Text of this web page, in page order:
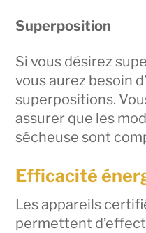
Superposition
Si vous désirez
vous aurez besoin
superpositions.
assurer que les
sécheuse sont
Efficacité
Les appareils
permettent